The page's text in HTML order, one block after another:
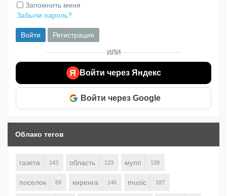
Запомнить меня
Забыли пароль?
Войти Регистрация
ИЛИ
Я Войти через Яндекс
Войти через Google
Облако тегов
газета 143 область 123 мупп 139
поселок 69 киренга 146 music 187